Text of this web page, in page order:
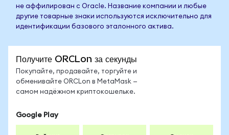
не аффилирован с Oracle. Название компании и любые
другие товарные знаки используются исключительно для
идентификации базового эталонного актива.
Получите ORCLon за секунды
Покупайте, продавайте, торгуйте и
обменивайте ORCLon в MetaMask —
самом надёжном криптокошельке.
Google Play